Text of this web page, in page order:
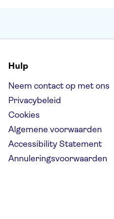
Hulp
Neem contact op met ons
Privacybeleid
Cookies
Algemene voorwaarden
Accessibility Statement
Annuleringsvoorwaarden